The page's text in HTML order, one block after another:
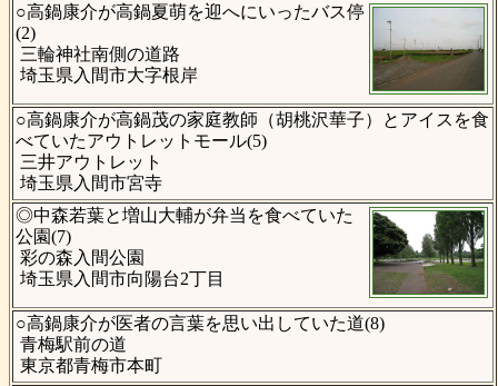
○高鍋康介が高鍋夏萌を迎へにいったバス停
(2)
三輪神社南側の道路
埼玉県入間市大字根岸
○高鍋康介が高鍋茂の家庭教師（胡桃沢華子）とアイスを食
べていたアウトレットモール(5)
三井アウトレット
埼玉県入間市宮寺
◎中森若葉と増山大輔が弁当を食べていた
公園(7)
彩の森入間公園
埼玉県入間市向陽台2丁目
○高鍋康介が医者の言葉を思い出していた道(8)
青梅駅前の道
東京都青梅市本町